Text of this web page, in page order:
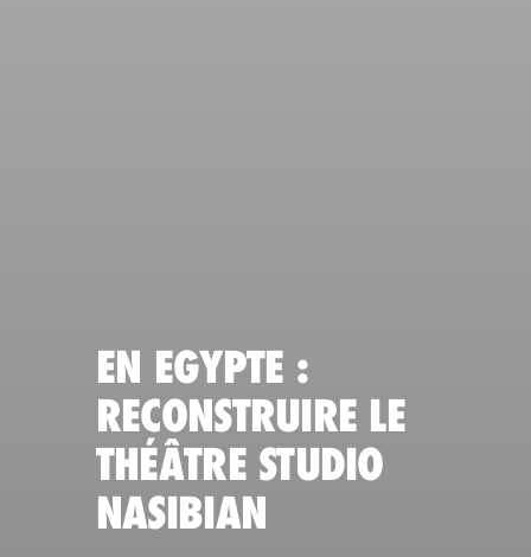
EN EGYPTE :
RECONSTRUIRE LE
THÉÂTRE STUDIO
NASIBIAN